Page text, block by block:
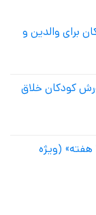
برای والدین و
کودکان خلاق
دوره آموزش مجازی «خلاقیت در ۱۰ هفته» (ویژه